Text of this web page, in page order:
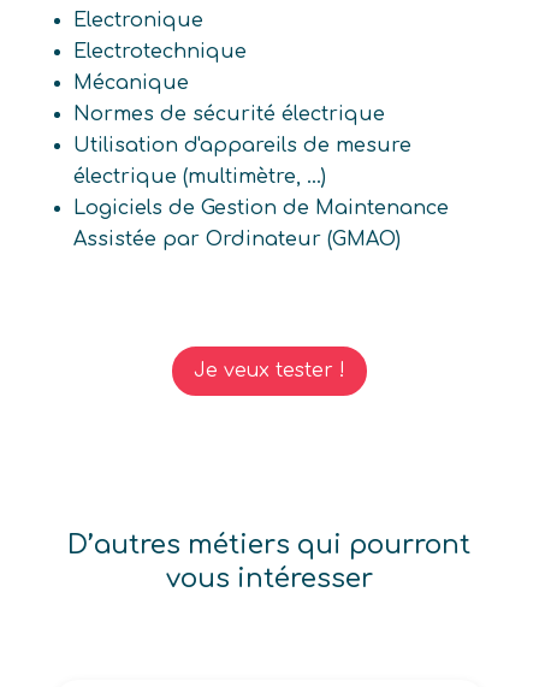
Electronique
Electrotechnique
Mécanique
Normes de sécurité électrique
Utilisation d'appareils de mesure
électrique (multimètre, ...)
Logiciels de Gestion de Maintenance
Assistée par Ordinateur (GMAO)
Je veux tester !
D’autres métiers qui pourront
vous intéresser